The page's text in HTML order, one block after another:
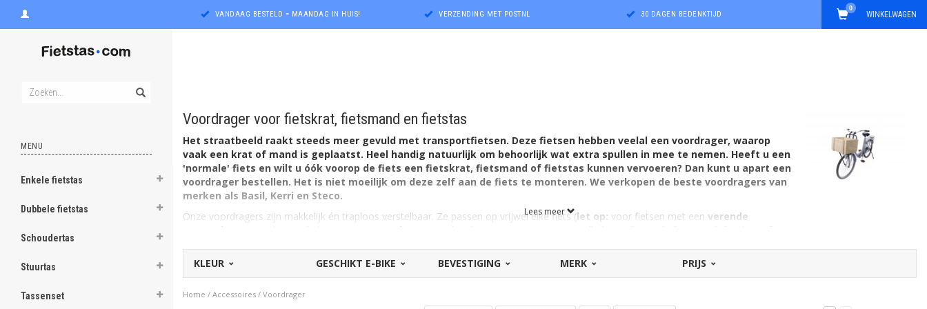
VANDAAG BESTELD = MAANDAG IN HUIS! VERZENDING MET POSTNL 30 DAGEN BEDENKTIJD WINKELWAGEN
0
MENU
Enkele fietstas
Dubbele fietstas
Schoudertas
Stuurtas
Tassenset
Voordrager voor fietskrat, fietsmand en fietstas
Het straatbeeld raakt steeds meer gevuld met transportfietsen. Deze fietsen hebben veelal een voordrager, waarop
vaak een krat of mand is geplaatst. Heel handig natuurlijk om behoorlijk wat extra spullen in mee te nemen. Heeft u een
'normale' fiets en wilt u óók voorop de fiets een fietskrat, fietsmand of fietstas kunnen vervoeren? Dan kunt u apart een
voordrager bestellen. Het is niet moeilijk om deze zelf aan de fiets te monteren. We verkopen de beste voordragers van
merken als Basil, Kerri en Steco.
Onze voordragers zijn makkelijk én traploos verstelbaar. Ze passen op vrijwel elke fiets (let op: voor fietsen met een verende
fietslicht ook mét een voordrager een logische, goed zichtbare plek. Dus géén zorgen daarover.
Naar Accessoires
Lees meer
KLEUR GESCHIKT E-BIKE BEVESTIGING MERK PRIJS
Home / Accessoires / Voordrager